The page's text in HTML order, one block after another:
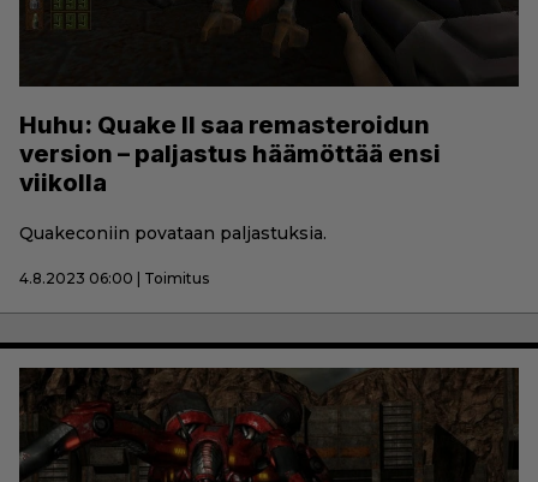
Huhu: Quake II saa remasteroidun
version – paljastus häämöttää ensi
viikolla
Quakeconiin povataan paljastuksia.
4.8.2023 06:00 | Toimitus